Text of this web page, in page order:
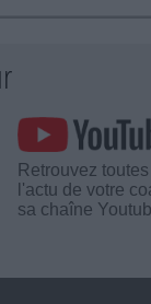
Retrouvez
l'actu de votre
sa chaîne